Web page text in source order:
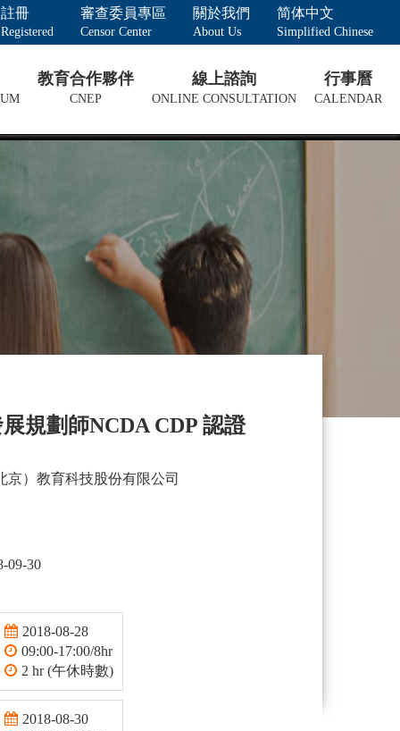
註冊
Registered
審查委員專區
Censor Center
關於我們
About Us
简体中文
Simplified Chinese
教育合作夥伴
CNEP
線上諮詢
ONLINE CONSULTATION
行事曆
CALENDAR
規劃師NCDA CDP 認證
京）教育科技股份有限公司
09-30
2018-08-28
09:00-17:00/8hr
2 hr (午休時數)
2018-08-30